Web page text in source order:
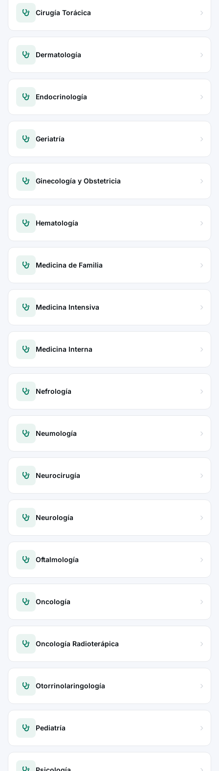
Cirugía Torácica
Dermatología
Endocrinología
Geriatría
Ginecología y Obstetricia
Hematología
Medicina de Familia
Medicina Intensiva
Medicina Interna
Nefrología
Neumología
Neurocirugía
Neurología
Oftalmología
Oncología
Oncología Radioterápica
Otorrinolaringología
Pediatría